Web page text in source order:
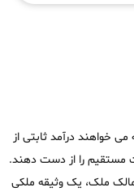
می خواهند درآمد ثابتی از
مستقیم را از دست دهند.
مالک ملک، یک وثیقه ملکی